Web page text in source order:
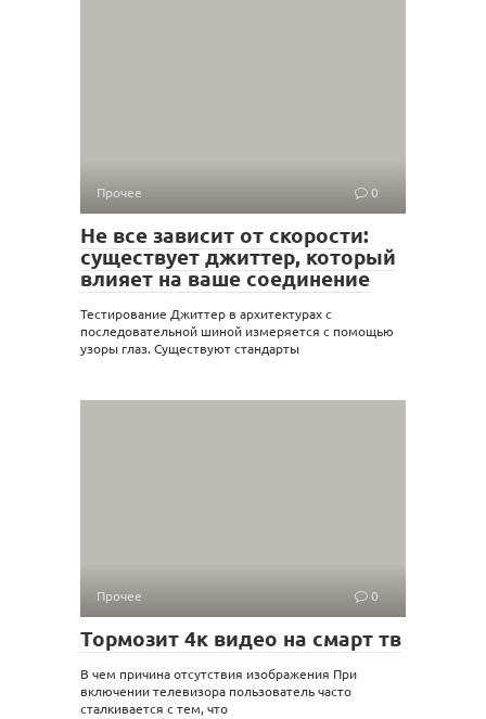
Прочее 0
Не все зависит от скорости:
существует джиттер, который
влияет на ваше соединение
Тестирование Джиттер в архитектурах с
последовательной шиной измеряется с помощью
узоры глаз. Существуют стандарты
Прочее 0
Тормозит 4к видео на смарт тв
В чем причина отсутствия изображения При
включении телевизора пользователь часто
сталкивается с тем, что